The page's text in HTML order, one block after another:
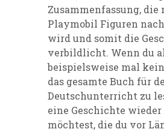
Zusammenfassung, die
Playmobil Figuren
wird und somit die
verbildlicht. Wenn du
beispielsweise mal
das gesamte Buch für
Deutschunterricht zu
eine Geschichte
möchtest, die du vor